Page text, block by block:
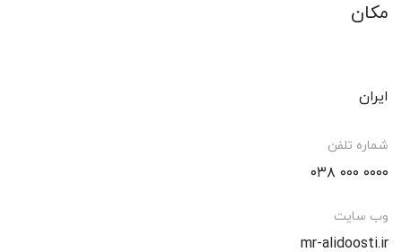
مکان
ایران
شماره تلفن
۰۰۰۰ ۰۰۰ ۰۳۸
وب سایت
mr-alidoosti.ir